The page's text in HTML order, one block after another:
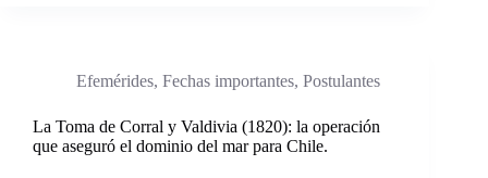
Efemérides, Fechas importantes, Postulantes
La Toma de Corral y Valdivia (1820): la operación
que aseguró el dominio del mar para Chile.